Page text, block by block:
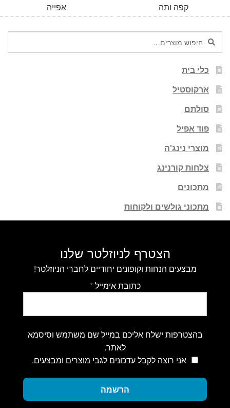
אפייה קפה ותה
חיפוש
עבור:
חיפוש
כלי בית
ארקוסטיל
סולתם
פוד אפיל
מוצרי נינג'ה
צלחות קורנינג
מתכונים
מתכוני גולשים ולקוחות
הצטרף לניוזלטר שלנו
מבצעים הנחות וקופונים יחודיים לחברי הניוזלטר!
כתובת אימייל*
בהצטרפות ישלח אליכם במייל שם משתמש וסיסמא
לאתר.
אני רוצה לקבל עדכונים לגבי מוצרים ומבצעים.
הרשמה